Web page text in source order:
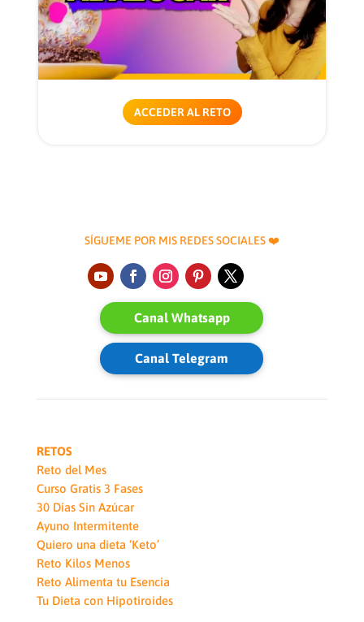
ACCEDER AL RETO
SÍGUEME POR MIS REDES SOCIALES ❤️
Canal Whatsapp
Canal Telegram
RETOS
Reto del Mes
Curso Gratis 3 Fases
30 Días Sin Azúcar
Ayuno Intermitente
Quiero una dieta ‘Keto’
Reto Kilos Menos
Reto Alimenta tu Esencia
Tu Dieta con Hipotiroides